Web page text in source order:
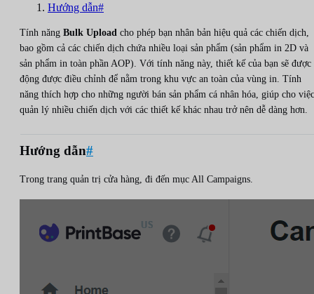
Hướng dẫn#
Tính năng Bulk Upload cho phép bạn nhân bản hiệu quả các chiến dịch,
bao gồm cả các chiến dịch chứa nhiều loại sản phẩm (sản phẩm in 2D và
sản phẩm in toàn phần AOP). Với tính năng này, thiết kế của bạn sẽ
động được điều chỉnh để nằm trong khu vực an toàn của vùng in. Tính
năng thích hợp cho những người bán sản phẩm cá nhân hóa, giúp cho việc
quản lý nhiều chiến dịch với các thiết kế khác nhau trở nên dễ dàng hơn.
Hướng dẫn#
Trong trang quản trị cửa hàng, đi đến mục All Campaigns.